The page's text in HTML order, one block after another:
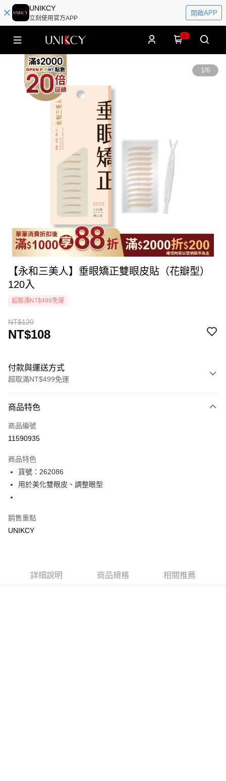
UNIKCY
立刻使用官方APP
開啟APP
0
1/6
【永和三美人】垂眼矯正雙眼皮貼（花瓣型）
120入
超取滿NT$499免運
NT$120
NT$108
付款與運送方式
超取滿NT$499免運
icash Pay
信用卡一次付款
LINE Pay
Apple Pay
商品特色
商品編號
11590935
商品特色
貨號：262086
用於美化雙眼皮、調整眼型
銷售重點
UNIKCY
詳細說明 商品規格 相關推薦